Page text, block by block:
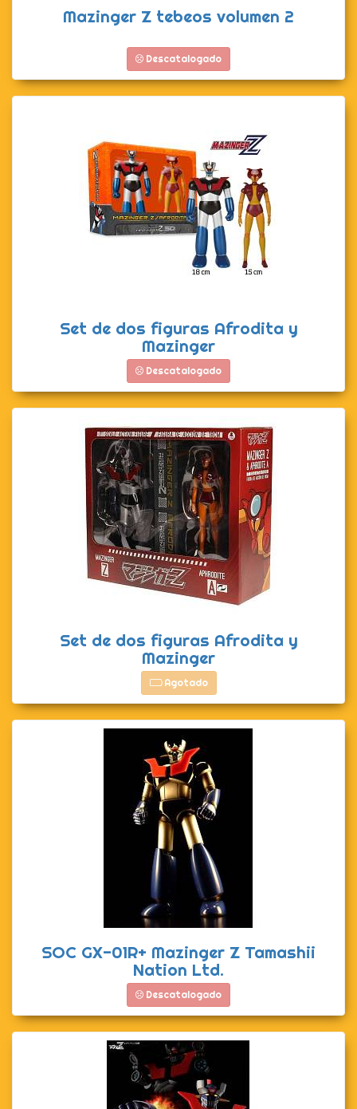
Mazinger Z tebeos volumen 2
Descatalogado
Set de dos figuras Afrodita y
Mazinger
Descatalogado
Set de dos figuras Afrodita y
Mazinger
Agotado
SOC GX-01R+ Mazinger Z Tamashii
Nation Ltd.
Descatalogado